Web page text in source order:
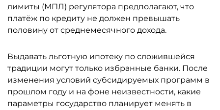
лимиты (МПЛ) регулятора предполагают, что
платёж по кредиту не должен превышать
половину от среднемесячного дохода.
Выдавать льготную ипотеку по сложившейся
традиции могут только избранные банки. После
изменения условий субсидируемых программ в
прошлом году и на фоне неизвестности, какие
параметры государство планирует менять в